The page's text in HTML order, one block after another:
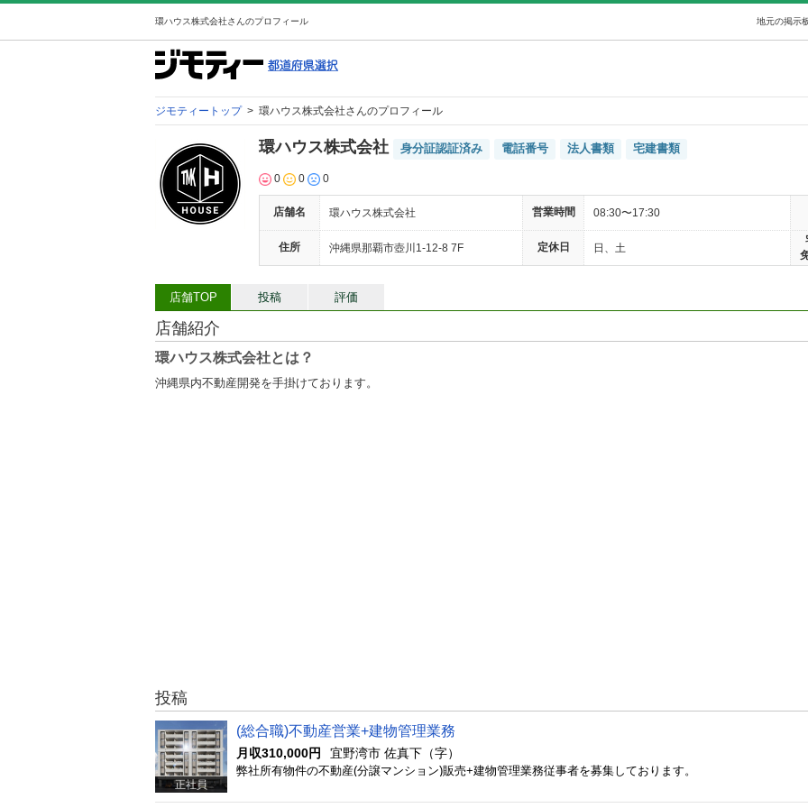
環ハウス株式会社さんのプロフィール 地元の掲示
ジモティートップ > 環ハウス株式会社さんのプロフィール
環ハウス株式会社 身分証認証済み 電話番号 法人書類 宅建書類
0 0 0
店舗名 環ハウス株式会社 営業時間 08:30〜17:30
住所 沖縄県那覇市壺川1-12-8 7F 定休日 日、土
店舗TOP 投稿 評価
店舗紹介
環ハウス株式会社とは？
沖縄県内不動産開発を手掛けております。
投稿
正社員
(総合職)不動産営業+建物管理業務
月収310,000円 宜野湾市 佐真下（字）
弊社所有物件の不動産(分譲マンション)販売+建物管理業務従事者を募集しております。